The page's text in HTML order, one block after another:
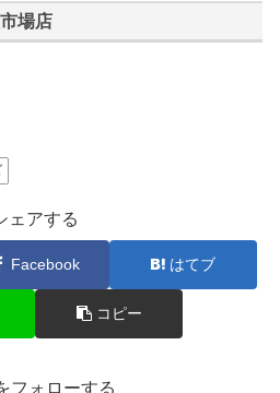
場店
ェアする
Facebook はてブ
コピー
フォローする